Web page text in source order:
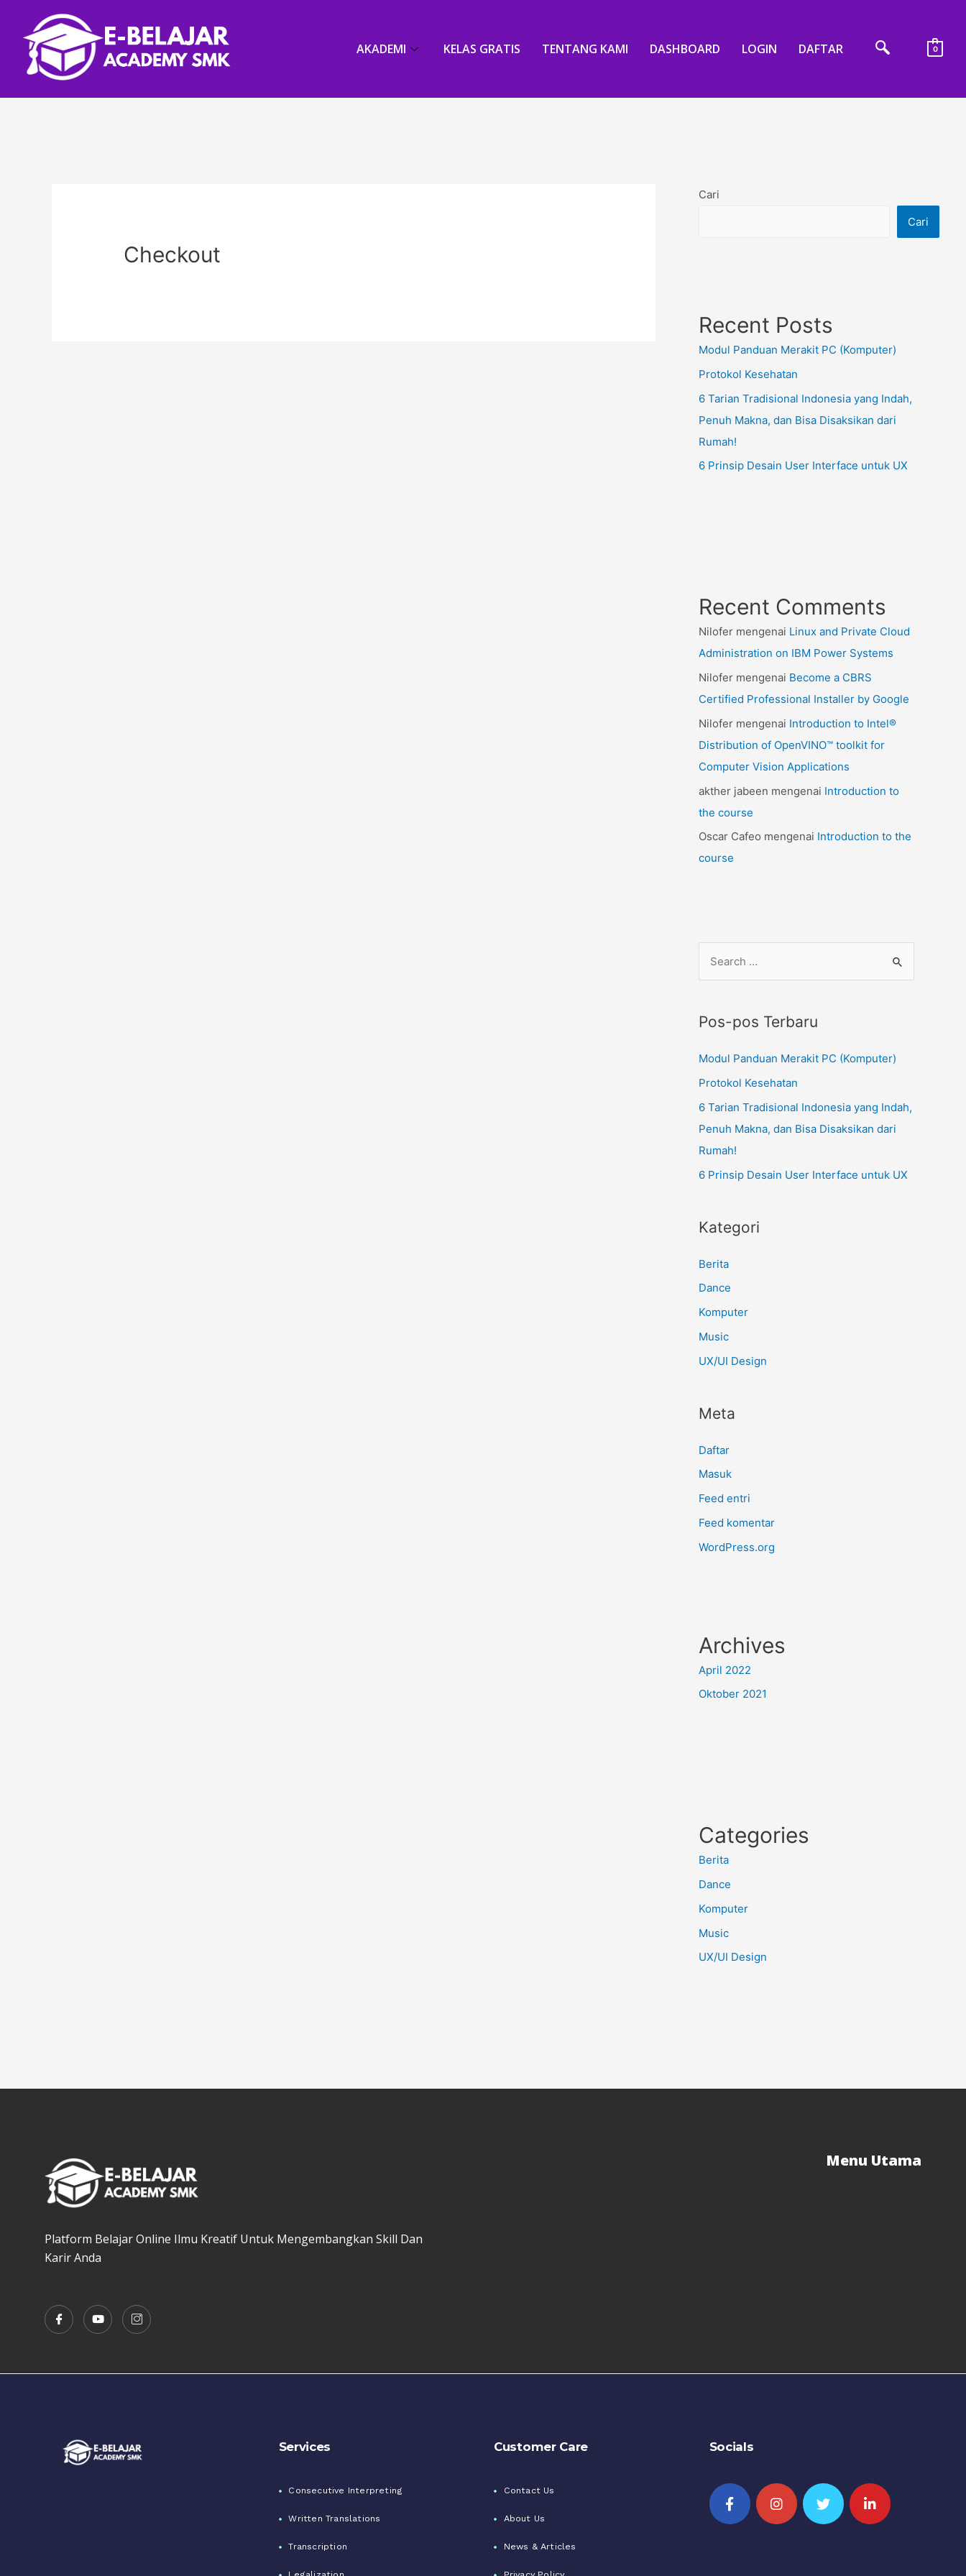
AKADEMI KELAS GRATIS TENTANG KAMI DASHBOARD LOGIN DAFTAR 0
Checkout
Cari
Cari
Recent Posts
Modul Panduan Merakit PC (Komputer)
Protokol Kesehatan
6 Tarian Tradisional Indonesia yang Indah,
Penuh Makna, dan Bisa Disaksikan dari
Rumah!
6 Prinsip Desain User Interface untuk UX
Recent Comments
Nilofer mengenai Linux and Private Cloud
Administration on IBM Power Systems
Nilofer mengenai Become a CBRS
Certified Professional Installer by Google
Nilofer mengenai Introduction to Intel®
Distribution of OpenVINO™ toolkit for
Computer Vision Applications
akther jabeen mengenai Introduction to
the course
Oscar Cafeo mengenai Introduction to the
course
Pos-pos Terbaru
Modul Panduan Merakit PC (Komputer)
Protokol Kesehatan
6 Tarian Tradisional Indonesia yang Indah,
Penuh Makna, dan Bisa Disaksikan dari
Rumah!
6 Prinsip Desain User Interface untuk UX
Kategori
Berita
Dance
Komputer
Music
UX/UI Design
Meta
Daftar
Masuk
Feed entri
Feed komentar
WordPress.org
Archives
April 2022
Oktober 2021
Categories
Berita
Dance
Komputer
Music
UX/UI Design
Platform Belajar Online Ilmu Kreatif Untuk Mengembangkan Skill Dan
Karir Anda
Menu Utama
Services
Consecutive Interpreting
Written Translations
Transcription
Customer Care
Contact Us
About Us
News & Articles
Socials